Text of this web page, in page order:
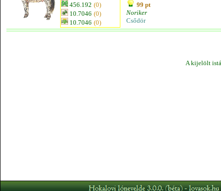
456.192 (0)
10.7046 (0)
10.7046 (0)
99 pt
Noriker
Csődör
A kijelölt